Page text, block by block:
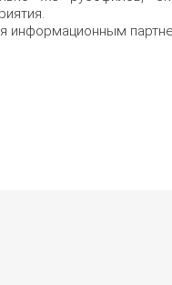
информационным